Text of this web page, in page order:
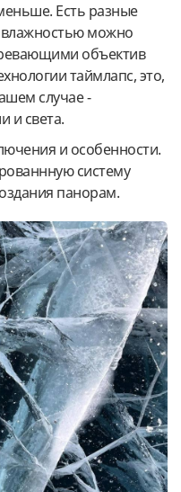
Есть разные
влажностью можно
объектив
таймлапс, это,
случае -
и света.
и особенности.
систему
панорам.